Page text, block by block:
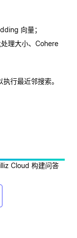
向量；
理大小、Cohere
行最近邻搜索。
Cloud 构建问答